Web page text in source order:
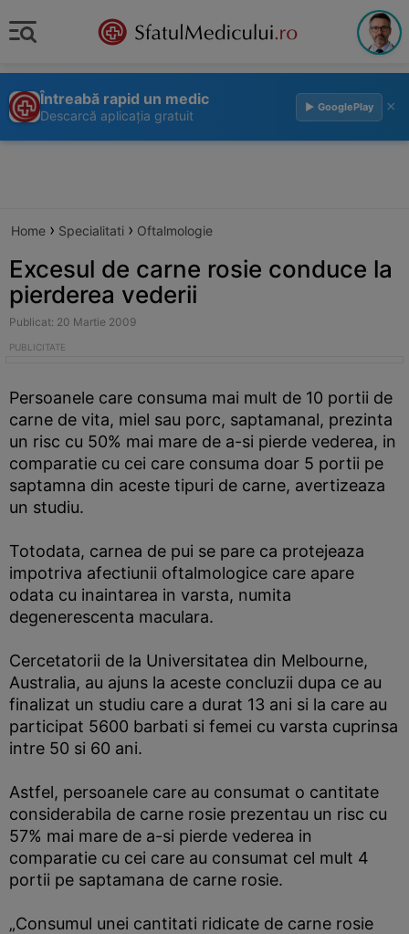
Întreabă rapid un medic
Descarcă aplicația gratuit
▶ GooglePlay ×
Home › Specialitati › Oftalmologie
Excesul de carne rosie conduce la
pierderea vederii
Publicat: 20 Martie 2009
Persoanele care consuma mai mult de 10 portii de
carne de vita, miel sau porc, saptamanal, prezinta
un risc cu 50% mai mare de a-si pierde vederea, in
comparatie cu cei care consuma doar 5 portii pe
saptamna din aceste tipuri de carne, avertizeaza
un studiu.
Totodata, carnea de pui se pare ca protejeaza
impotriva afectiunii oftalmologice care apare
odata cu inaintarea in varsta, numita
degenerescenta maculara.
Cercetatorii de la Universitatea din Melbourne,
Australia, au ajuns la aceste concluzii dupa ce au
finalizat un studiu care a durat 13 ani si la care au
participat 5600 barbati si femei cu varsta cuprinsa
intre 50 si 60 ani.
Astfel, persoanele care au consumat o cantitate
considerabila de carne rosie prezentau un risc cu
57% mai mare de a-si pierde vederea in
comparatie cu cei care au consumat cel mult 4
portii pe saptamana de carne rosie.
„Consumul unei cantitati ridicate de carne rosie